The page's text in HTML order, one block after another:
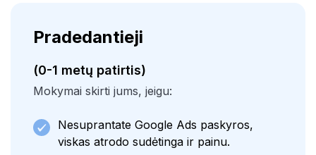
Pradedantieji
(0-1 metų patirtis)
Mokymai skirti jums, jeigu:
Nesuprantate Google Ads paskyros,
viskas atrodo sudėtinga ir painu.